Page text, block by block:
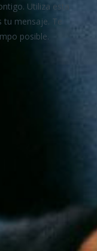
Utiliza esta
mensaje. Te
posible.